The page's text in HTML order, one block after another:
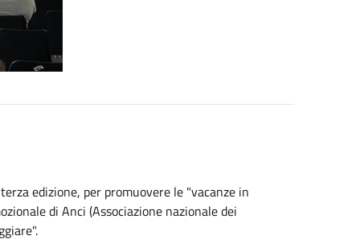
edizione, per promuovere le "vacanze in
di Anci (Associazione nazionale dei